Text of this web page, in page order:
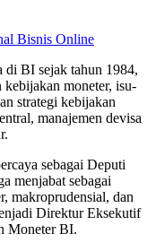
Bisnis Online
di BI sejak tahun 1984,
moneter, isu-
strategi kebijakan
manajemen devisa
sebagai Deputi
menjabat sebagai
makroprudensial, dan
Direktur Eksekutif
Moneter BI.